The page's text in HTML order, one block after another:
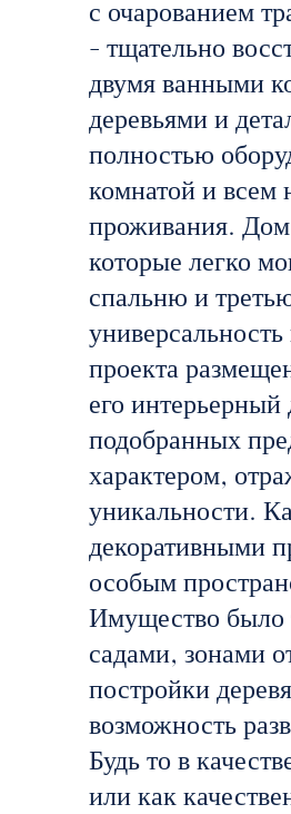
с очарованием
- тщательно
двумя ванными
деревьями и
полностью
комнатой и всем
проживания. Дом
которые легко
спальню и
проекта
его
подобранных
характером,
уникальности.
декоративными
особым
Имущество было
садами, зонами
постройки
возможность
Будь то в
или как